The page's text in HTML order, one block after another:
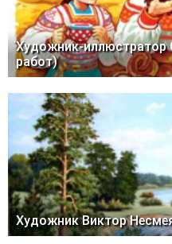
Художник-иллюстратор
работ)
Художник Виктор